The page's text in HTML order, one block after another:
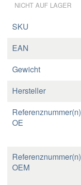
NICHT AUF LAGER
SKU
EAN
Gewicht
Hersteller
Referenznummer(n)
OE
Referenznummer(n)
OEM